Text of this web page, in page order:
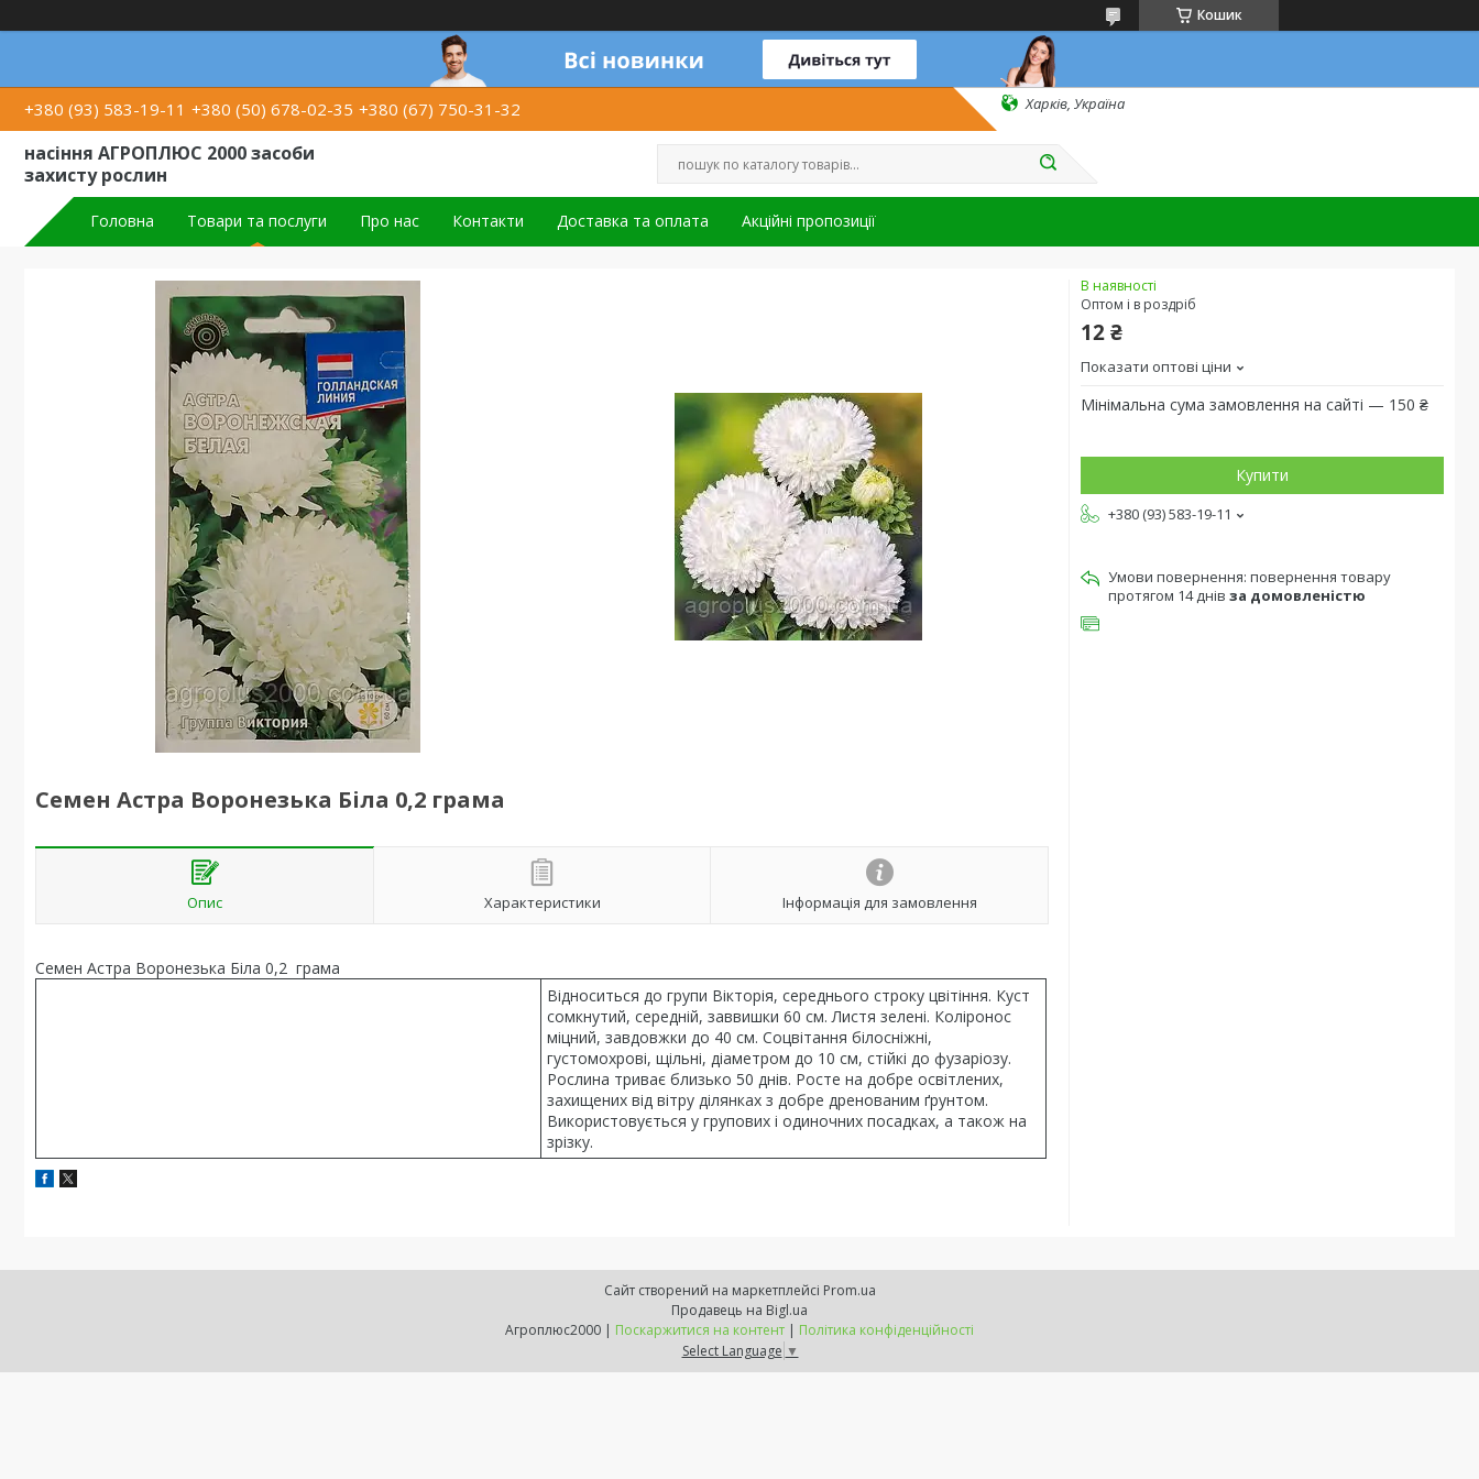
Кошик
+380 (93) 583-19-11 +380 (50) 678-02-35 +380 (67) 750-31-32 Харків, Україна
насіння АГРОПЛЮС 2000 засоби
захисту рослин
Головна Товари та послуги Про нас Контакти Доставка та оплата Акційні пропозиції
Семен Астра Воронезька Біла 0,2 грама
Опис Характеристики Інформація для замовлення
Семен Астра Воронезька Біла 0,2 грама
Відноситься до групи Вікторія, середнього строку цвітіння. Куст
сомкнутий, середній, заввишки 60 см. Листя зелені. Коліронос
міцний, завдовжки до 40 см. Соцвітання білосніжні,
густомохрові, щільні, діаметром до 10 см, стійкі до фузаріозу.
Рослина триває близько 50 днів. Росте на добре освітлених,
захищених від вітру ділянках з добре дренованим ґрунтом.
Використовується у групових і одиночних посадках, а також на
зрізку.
В наявності
Оптом і в роздріб
12 ₴
Показати оптові ціни
Мінімальна сума замовлення на сайті — 150 ₴
Купити
+380 (93) 583-19-11
повернення товару
протягом 14 днів за домовленістю
Сайт створений на маркетплейсі Prom.ua
Продавець на Bigl.ua
Агроплюс2000 | Поскаржитися на контент | Політика конфіденційності
Select Language ▼